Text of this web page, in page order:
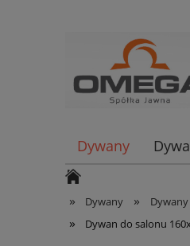
Dywany
» Dywany »
» Dywan do salonu